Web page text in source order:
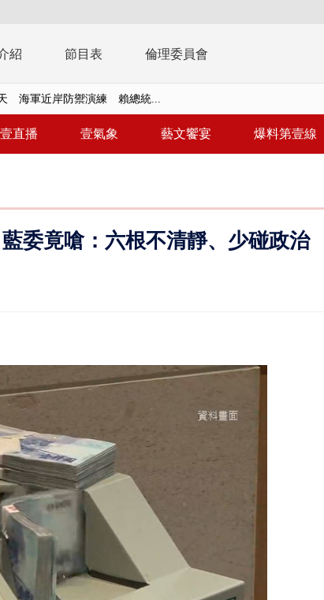
紹 節目表 倫理委員會
苗轟中央 謝金河：顛倒黑白...
神速 拄拐杖後竟能蹦蹦跳跳
台灣不是國家」轟綠街頭混混？...
壹直播 壹氣象 藝文饗宴 爆料第壹線
委竟嗆：六根不清靜、少碰政治